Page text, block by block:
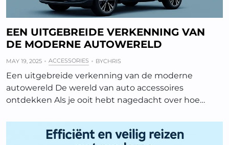
EEN UITGEBREIDE VERKENNING VAN
DE MODERNE AUTOWERELD
MAY 19, 2025 ACCESSORIES BYCHRIS
Een uitgebreide verkenning van de moderne
autowereld De wereld van auto accessoires
ontdekken Als je ooit hebt nagedacht over hoe…